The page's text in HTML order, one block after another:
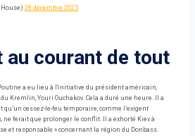
28 décembre 2025
au courant de tout
a eu lieu à l'initiative du président américain,
Kremlin, Youri Ouchakov. Cela a duré une heure. Il a
cessez-le-feu temporaire, comme l’exigent
ne ferait que prolonger le conflit. Il a exhorté Kiev à
et responsable » concernant la région du Donbass.